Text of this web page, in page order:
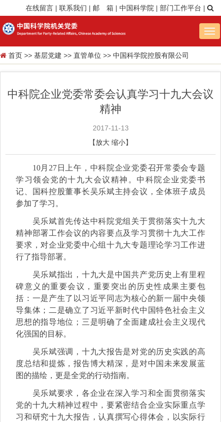
在线留言 | 联系我们 | 邮 箱 | 中国科学院 | 部门工作平台 |
首页 >> 基层党建 >> 直管单位 >> 中国科学院控股有限公司
中科院企业党委常委会认真学习十九大会议
精神
2017-11-13
【放大 缩小】
10月27日上午，中科院企业党委召开常委会专题
学习领会党的十九大会议精神。中科院企业党委书
记、国科控股董事长吴乐斌主持会议，全体班子成员
参加了学习。
吴乐斌首先传达中科院党组关于贯彻落实十九大
精神部署工作会议的内容要点及学习贯彻十九大工作
要求，对企业党委中心组十九大专题理论学习工作进
行了指导部署。
吴乐斌指出，十九大是中国共产党历史上有里程
碑意义的重要会议，重要突出的历史性成果主要包
括：一是产生了以习近平同志为核心的新一届中央领
导集体；二是确立了习近平新时代中国特色社会主义
思想的指导地位；三是明确了全面建成社会主义现代
化强国的目标。
吴乐斌强调，十九大报告是对党的历史实践的高
度总结和提炼，报告博大精深，是对中国未来发展蓝
图的描绘，更是全党的行动指南。
吴乐斌要求，各企业在深入学习和全面贯彻落实
党的十九大精神过程中，要紧密结合企业实际重点学
习和研究十九大报告，认真撰写心得体会，以实际行